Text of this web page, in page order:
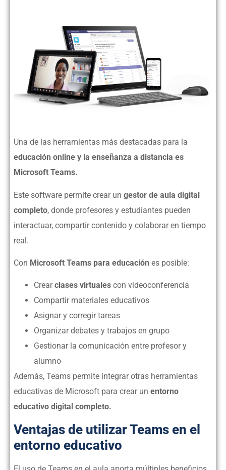
Una de las herramientas más destacadas para la
educación online y la enseñanza a distancia es
Microsoft Teams.
Este software permite crear un gestor de aula digital
completo, donde profesores y estudiantes pueden
interactuar, compartir contenido y colaborar en tiempo
real.
Con Microsoft Teams para educación es posible:
Crearclases virtuales con videoconferencia
Compartir materiales educativos
Asignar y corregir tareas
Organizar debates y trabajos en grupo
Gestionar la comunicación entre profesor y
alumno
Además, Teams permite integrar otras herramientas
educativas de Microsoft para crear un entorno
educativo digital completo.
Ventajas de utilizar Teams en el
entorno educativo